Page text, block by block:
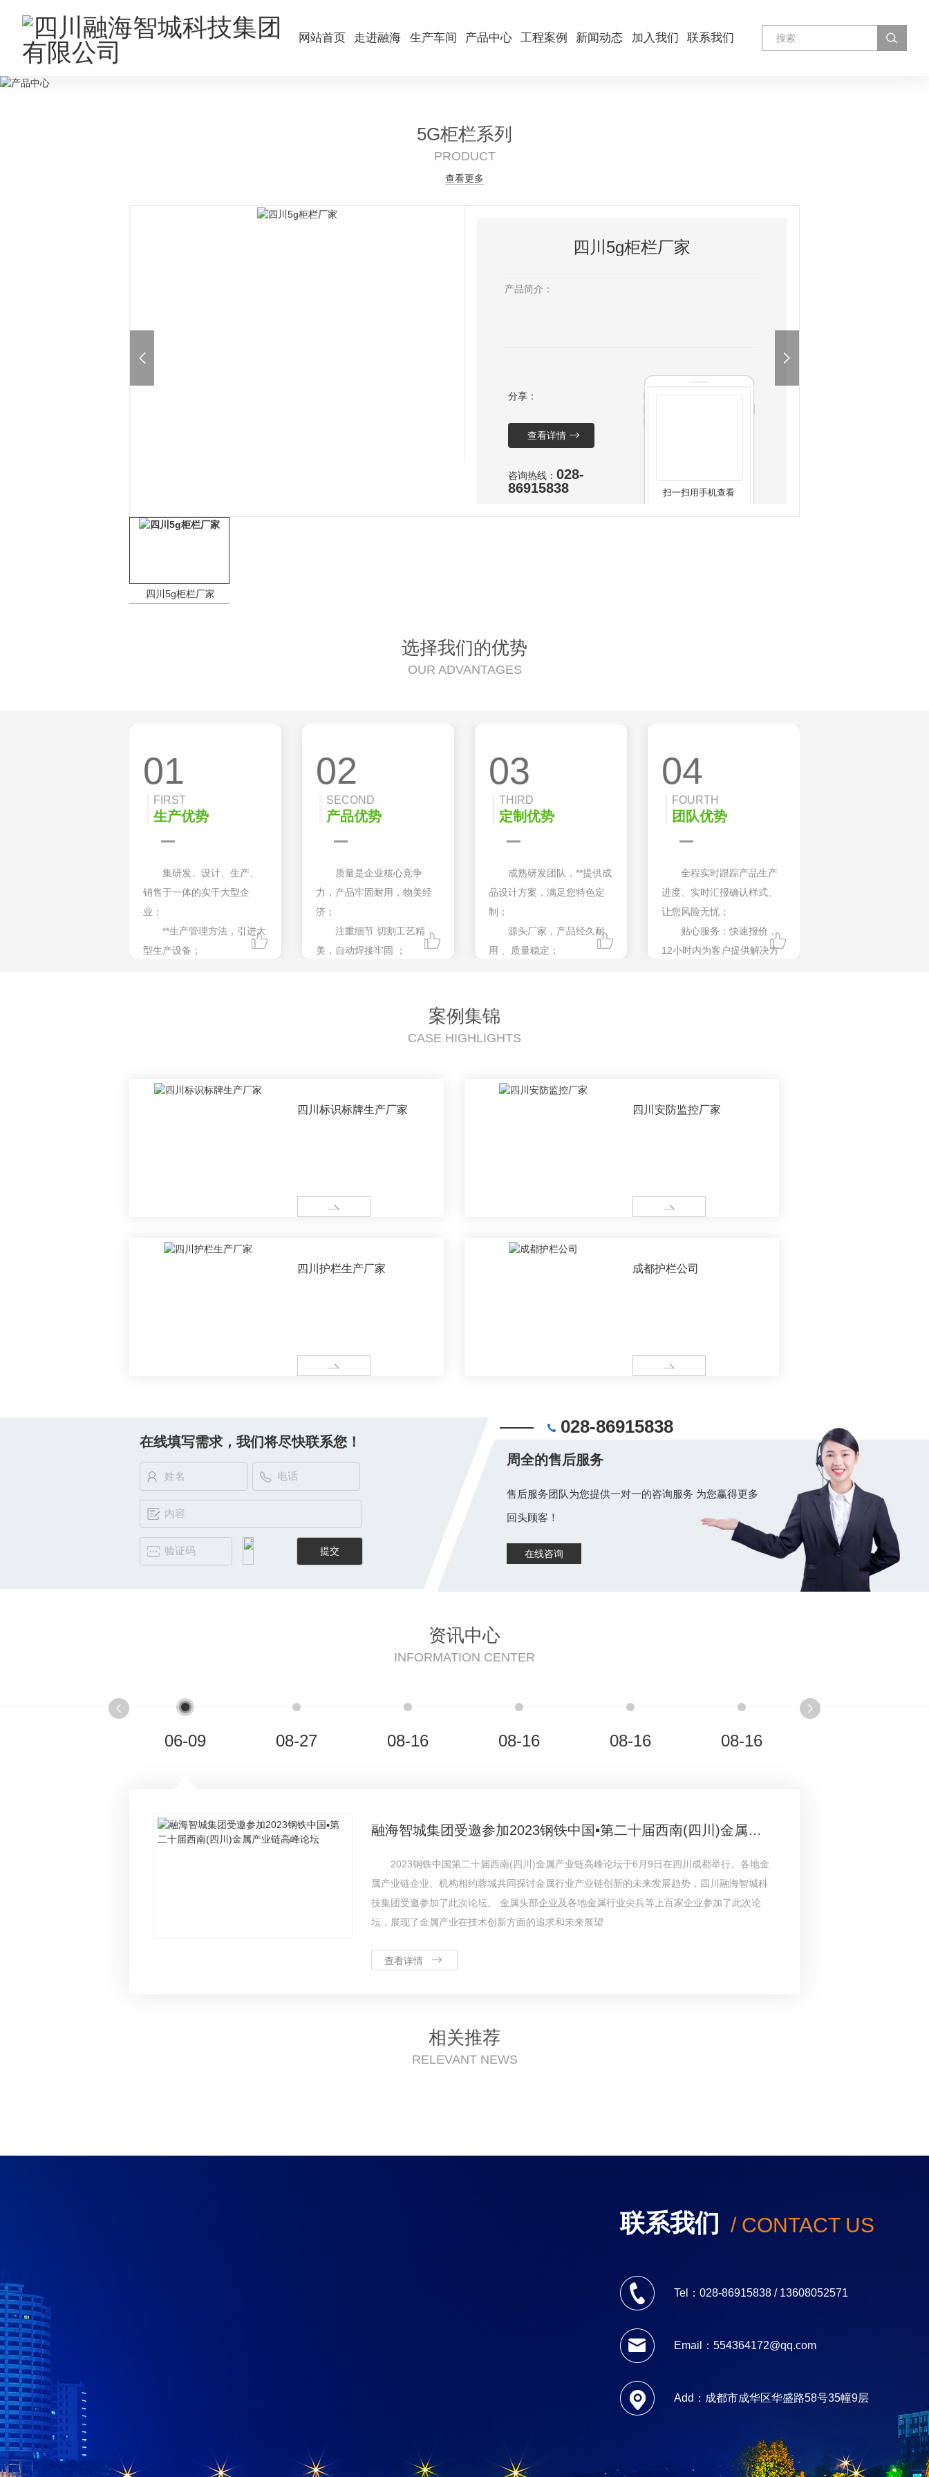
网站首页 走进融海 生产车间 产品中心 工程案例 新闻动态 加入我们 联系我们
5G柜栏系列
PRODUCT
查看更多
四川5g柜栏厂家
产品简介：
分享：
查看详情
咨询热线： 028-
86915838
扫一扫用手机查看
四川5g柜栏厂家
选择我们的优势
OUR ADVANTAGES
01
FIRST
生产优势
集研发、设计、生产、
销售于一体的实干大型企
业；
**生产管理方法，引进大
型生产设备；
02
SECOND
产品优势
质量是企业核心竞争
力，产品牢固耐用，物美经
济；
注重细节 切割工艺精
美，自动焊接牢固 ；
03
THIRD
定制优势
成熟研发团队，**提供成
品设计方案，满足您特色定
制；
源头厂家，产品经久耐
用 、质量稳定；
品；
04
FOURTH
团队优势
全程实时跟踪产品生产
进度、实时汇报确认样式、
让您风险无忧；
贴心服务：快速报价，
12小时内为客户提供解决方
案例集锦
CASE HIGHLIGHTS
四川标识标牌生产厂家 四川安防监控厂家
四川护栏生产厂家 成都护栏公司
在线填写需求，我们将尽快联系您！
028-86915838
周全的售后服务
售后服务团队为您提供一对一的咨询服务 为您赢得更多
回头顾客！
在线咨询
资讯中心
INFORMATION CENTER
06-09 08-27 08-16 08-16 08-16 08-16
融海智城集团受邀参加2023钢铁中国▪第二十届西南(四川)金属产业链高峰论坛
2023钢铁中国第二十届西南(四川)金属产业链高峰论坛于6月9日在四川成都举行。各地金
属产业链企业、机构相约蓉城共同探讨金属行业产业链创新的未来发展趋势，四川融海智城科
技集团受邀参加了此次论坛。 金属头部企业及各地金属行业尖兵等上百家企业参加了此次论
坛，展现了金属产业在技术创新方面的追求和未来展望
查看详情
相关推荐
RELEVANT NEWS
联系我们 / CONTACT US
Tel：028-86915838 / 13608052571
Email：554364172@qq.com
Add：成都市成华区华盛路58号35幢9层